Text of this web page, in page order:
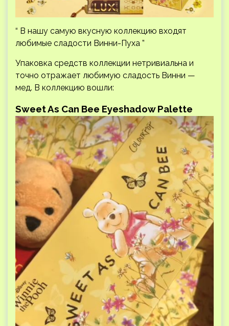
“ В нашу самую вкусную коллекцию входят
любимые сладости Винни-Пуха ”
Упаковка средств коллекции нетривиальна и
точно отражает любимую сладость Винни —
мед. В коллекцию вошли:
Sweet As Can Bee Eyeshadow Palette